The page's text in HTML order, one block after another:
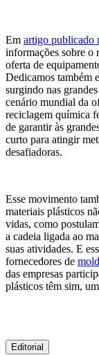
Em artigo publicado
informações sobre o
oferta de
Dedicamos também
surgindo nas
cenário mundial da
reciclagem química
de garantir às
curto para atingir
desafiadoras.
Esse movimento
materiais plásticos
vidas, como
a cadeia ligada ao
suas atividades. E
fornecedores de
das empresas
plásticos têm sim,
Editorial